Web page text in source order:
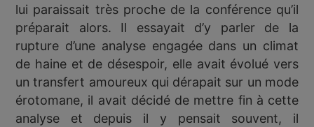
lui paraissait très proche de la conférence qu’il
préparait alors. Il essayait d’y parler de la
rupture d’une analyse engagée dans un climat
de haine et de désespoir, elle avait évolué vers
un transfert amoureux qui dérapait sur un mode
érotomane, il avait décidé de mettre fin à cette
analyse et depuis il y pensait souvent, il